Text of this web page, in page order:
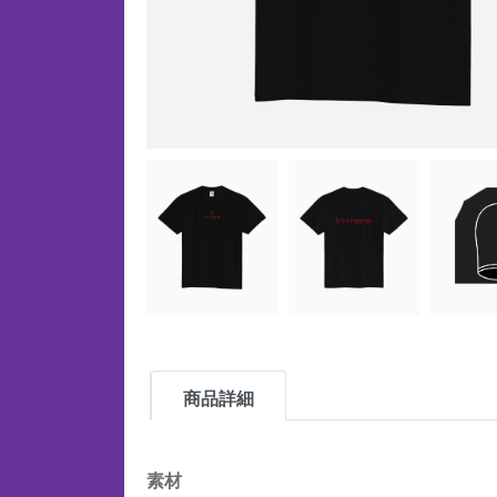
商品詳細
素材